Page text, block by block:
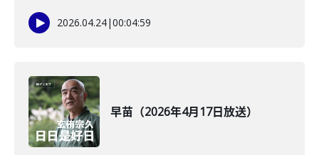
2026.04.24|00:04:59
早苗（2026年4月17日放送）